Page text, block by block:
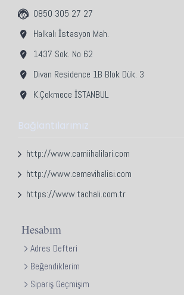
0850 305 27 27
Halkalı İstasyon Mah.
1437 Sok. No 62
Divan Residence 1B Blok Dük. 3
K.Çekmece İSTANBUL
Bağlantılarımız
http://www.camiihalilari.com
http://www.cemevihalisi.com
https://www.tachali.com.tr
Hesabım
Adres Defteri
Beğendiklerim
Sipariş Geçmişim